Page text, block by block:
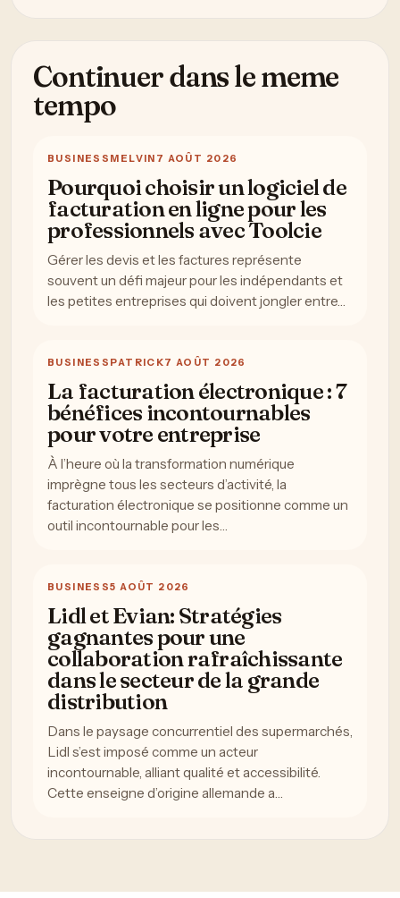
Continuer dans le meme
tempo
BUSINESS MELVIN 7 AOÛT 2026
Pourquoi choisir un logiciel de
facturation en ligne pour les
professionnels avec Toolcie
Gérer les devis et les factures représente
souvent un défi majeur pour les indépendants et
les petites entreprises qui doivent jongler entre…
BUSINESS PATRICK7 AOÛT 2026
La facturation électronique : 7
bénéfices incontournables
pour votre entreprise
À l’heure où la transformation numérique
imprègne tous les secteurs d’activité, la
facturation électronique se positionne comme un
outil incontournable pour les…
BUSINESS5 AOÛT 2026
Lidl et Evian: Stratégies
gagnantes pour une
collaboration rafraîchissante
dans le secteur de la grande
distribution
Dans le paysage concurrentiel des supermarchés,
Lidl s’est imposé comme un acteur
incontournable, alliant qualité et accessibilité.
Cette enseigne d’origine allemande a…